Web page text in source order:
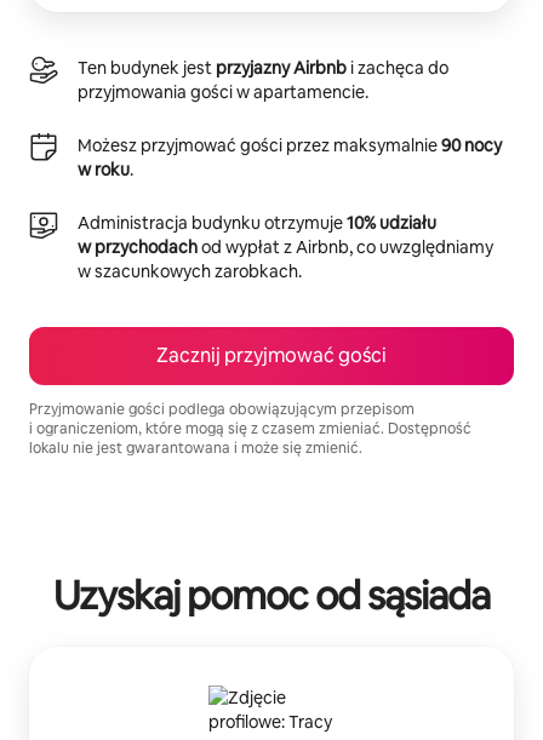
Ten budynek jest przyjazny Airbnb i zachęca do
przyjmowania gości w apartamencie.
Możesz przyjmować gości przez maksymalnie90 nocy
w roku.
Administracja budynku otrzymuje10% udziału
w przychodachod wypłat z Airbnb, co uwzględniamy
w szacunkowych zarobkach.
Zacznij przyjmować gości
Przyjmowanie gości podlega obowiązującym przepisom
i ograniczeniom, które mogą się z czasem zmieniać. Dostępność
lokalu nie jest gwarantowana i może się zmienić.
Uzyskaj pomoc od sąsiada